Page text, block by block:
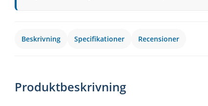
Beskrivning Specifikationer Recensioner
Produktbeskrivning